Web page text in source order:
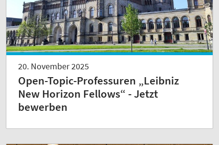
20. November 2025
Open-Topic-Professuren „Leibniz
New Horizon Fellows“ - Jetzt
bewerben